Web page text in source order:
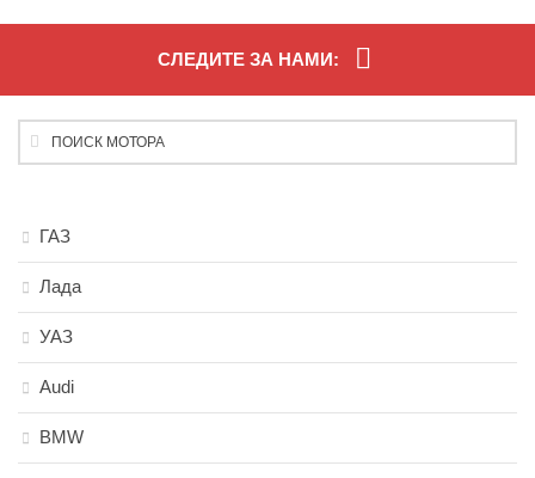
СЛЕДИТЕ ЗА НАМИ:
ГАЗ
Лада
УАЗ
Audi
BMW